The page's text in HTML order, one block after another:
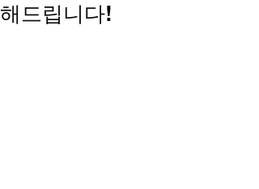
해드립니다!